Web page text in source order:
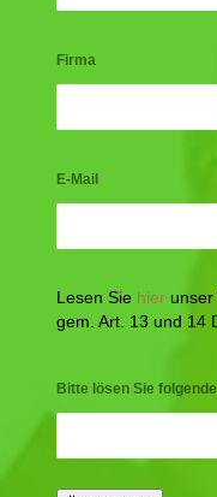
Firma
E-Mail
Lesen Sie hier
gem. Art. 13 und 14
Bitte lösen Sie